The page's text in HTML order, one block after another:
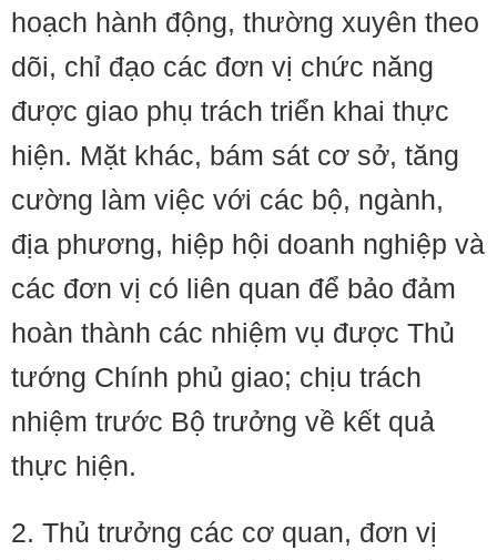
hoạch hành động, thường xuyên theo
dõi, chỉ đạo các đơn vị chức năng
được giao phụ trách triển khai thực
hiện. Mặt khác, bám sát cơ sở, tăng
cường làm việc với các bộ, ngành,
địa phương, hiệp hội doanh nghiệp và
các đơn vị có liên quan để bảo đảm
hoàn thành các nhiệm vụ được Thủ
tướng Chính phủ giao; chịu trách
nhiệm trước Bộ trưởng về kết quả
thực hiện.
2. Thủ trưởng các cơ quan, đơn vị